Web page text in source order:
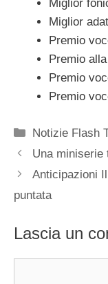
Miglior
Miglior
Premio
Premio
Premio
Premio
Categorie
Notizie Flash
Una
Anticipazioni
puntata
Lascia un